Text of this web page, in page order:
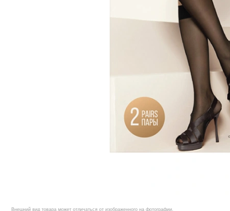
Внешний вид товара может отличаться от изображенного на фотографии.